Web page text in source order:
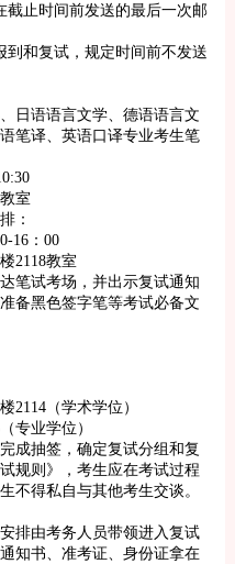
止时间前发送的最后一次邮
和复试，规定时间前不发送
语语言文学、德语语言文
笔译、英语口译专业考生笔
室
：
16：00
2118教室
试考场，并出示复试通知
备黑色签字笔等考试必备文
（学术学位）
业学位）
抽签，确定复试分组和复
规则》，考生应在考试过程
不得私自与其他考生交谈。
由考务人员带领进入复试
知书、准考证、身份证拿在